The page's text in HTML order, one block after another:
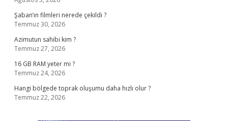
Şaban’ın filmleri nerede çekildi ?
Temmuz 30, 2026
Azimutun sahibi kim ?
Temmuz 27, 2026
16 GB RAM yeter mi ?
Temmuz 24, 2026
Hangi bölgede toprak oluşumu daha hızlı olur ?
Temmuz 22, 2026